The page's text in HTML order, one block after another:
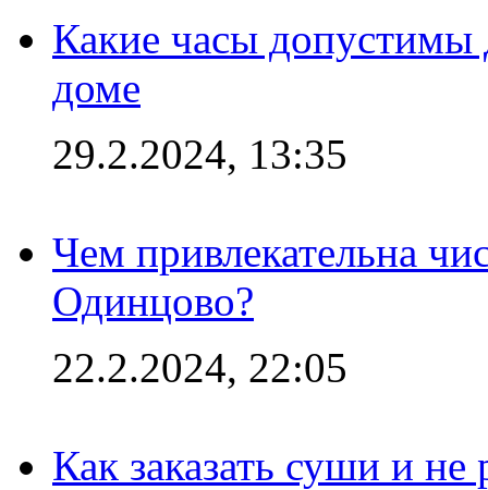
Какие часы
доме
29.2.2024, 13:35
Чем привлекательна
Одинцово?
22.2.2024, 22:05
Как заказать суши и не